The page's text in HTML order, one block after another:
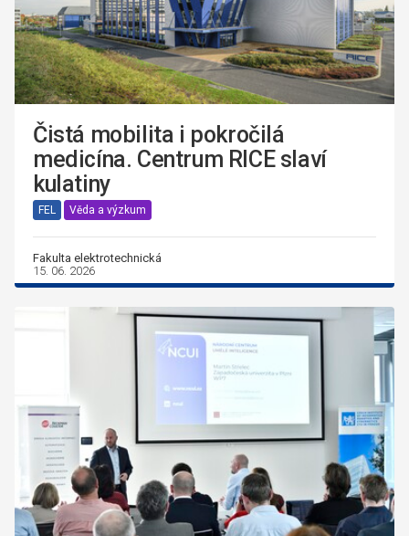
Čistá mobilita i pokročilá
medicína. Centrum RICE slaví
kulatiny
FEL Věda a výzkum
Fakulta elektrotechnická
15. 06. 2026